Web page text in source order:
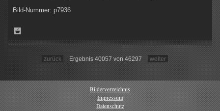
Bild-Nummer: p7936
zurück Ergebnis 40057 von 46297 weiter
Bilderverzeichnis
Impressum
Datenschutz